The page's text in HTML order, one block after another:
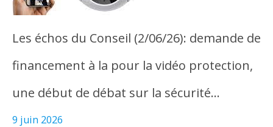
Les échos du Conseil (2/06/26): demande de
financement à la pour la vidéo protection,
une début de débat sur la sécurité…
9 juin 2026